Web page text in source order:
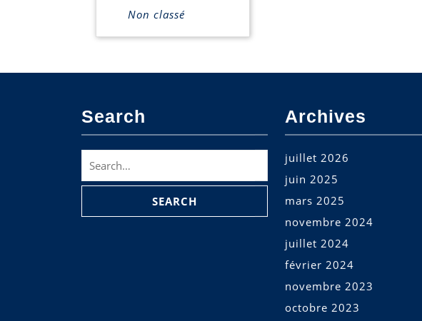
Non classé
Search
for:
Archives
juillet 2026
juin 2025
mars 2025
novembre 2024
juillet 2024
février 2024
novembre 2023
octobre 2023